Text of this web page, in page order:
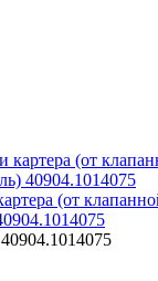
(от
40904.1014075